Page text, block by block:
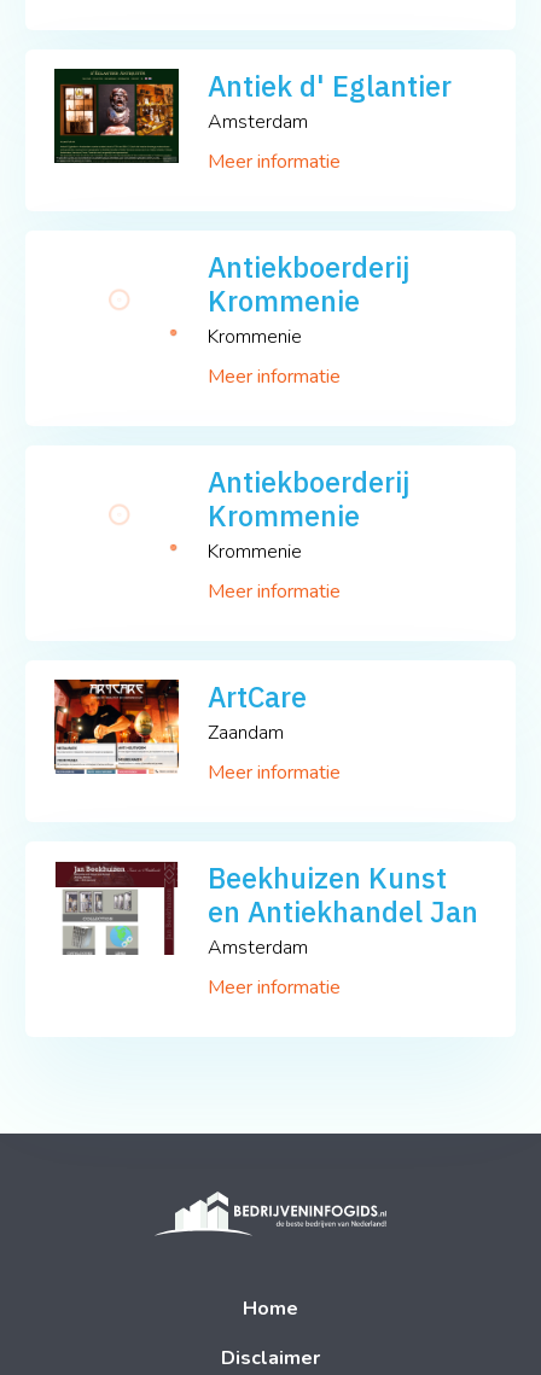
Antiek d' Eglantier
Amsterdam
Meer informatie
Antiekboerderij
Krommenie
Krommenie
Meer informatie
Antiekboerderij
Krommenie
Krommenie
Meer informatie
ArtCare
Zaandam
Meer informatie
Beekhuizen Kunst
en Antiekhandel Jan
Amsterdam
Meer informatie
Home
Disclaimer